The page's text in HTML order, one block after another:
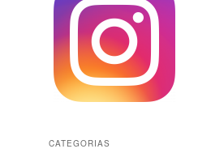
CATEGORIAS